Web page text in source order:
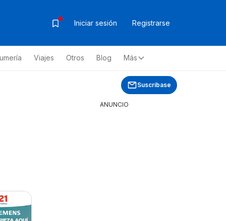
Iniciar sesión Registrarse
Viajes Otros Blog Más
Suscríbase
ANUNCIO